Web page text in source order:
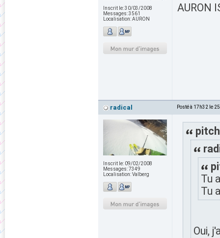
Inscrit le:30/03/2008
Messages:3561
Localisation:AURON
AURON
radical Posté à 17h32 le
Inscrit le: 09/02/2008
Messages:7349
Localisation:Valberg
Tu
Tu
Oui,